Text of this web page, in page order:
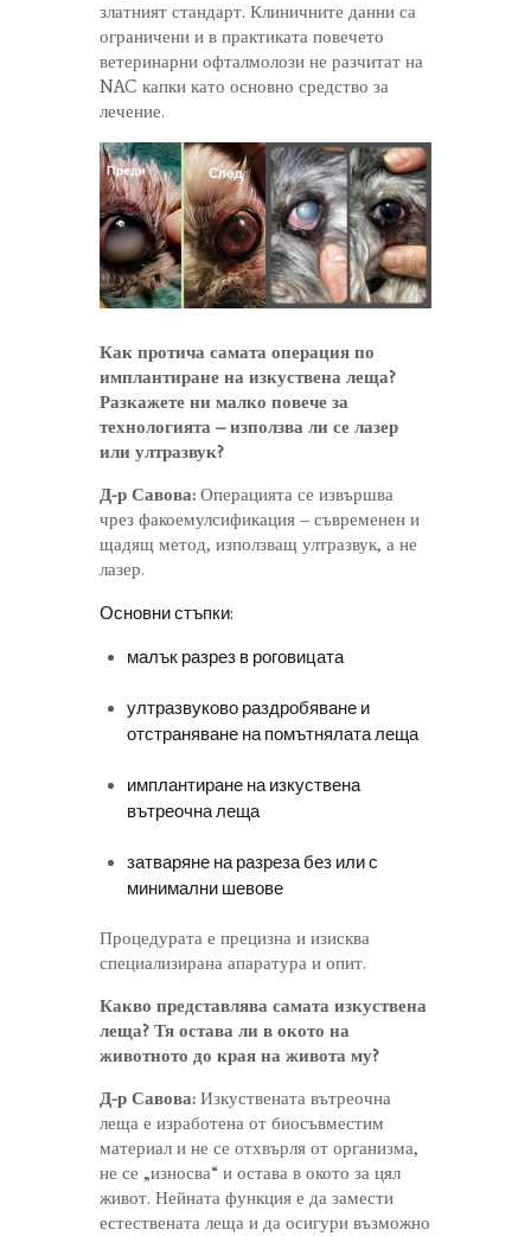
златният стандарт. Клиничните данни са
ограничени и в практиката повечето
ветеринарни офталмолози не разчитат на
NAC капки като основно средство за
лечение.
Как протича самата операция по
имплантиране на изкуствена леща?
Разкажете ни малко повече за
технологията – използва ли се лазер
или ултразвук?
Д-р Савова: Операцията се извършва
чрез факоемулсификация – съвременен и
щадящ метод, използващ ултразвук, а не
лазер.
Основни стъпки:
малък разрез в роговицата
ултразвуково раздробяване и
отстраняване на помътнялата леща
имплантиране на изкуствена
вътреочна леща
затваряне на разреза без или с
минимални шевове
Процедурата е прецизна и изисква
специализирана апаратура и опит.
Какво представлява самата изкуствена
леща? Тя остава ли в окото на
животното до края на живота му?
Д-р Савова: Изкуствената вътреочна
леща е изработена от биосъвместим
материал и не се отхвърля от организма,
не се „износва“ и остава в окото за цял
живот. Нейната функция е да замести
естествената леща и да осигури възможно